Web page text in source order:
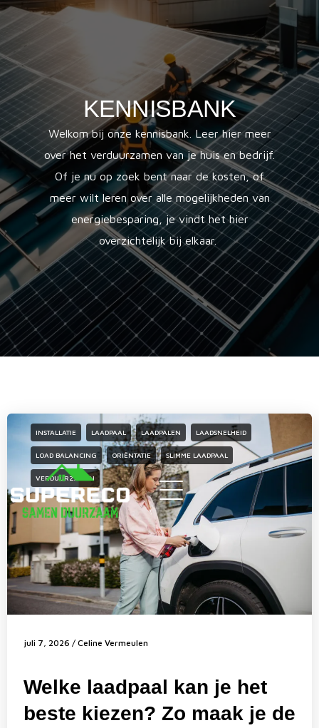
KENNISBANK
Welkom bij onze kennisbank. Leer hier meer
over het verduurzamen van je huis en bedrijf.
Of je nu op zoek bent naar de kosten, of
meer wilt leren over alle mogelijkheden van
energiebesparing, je vindt het hier
overzichtelijk bij elkaar.
INSTALLATIE LAADPAAL LAADPALEN LAADSNELHEID
LOAD BALANCING ORIËNTATIE SLIMME LAADPAAL
VERDUURZAMEN
juli 7, 2026 / Celine Vermeulen
Welke laadpaal kan je het
beste kiezen? Zo maak je de